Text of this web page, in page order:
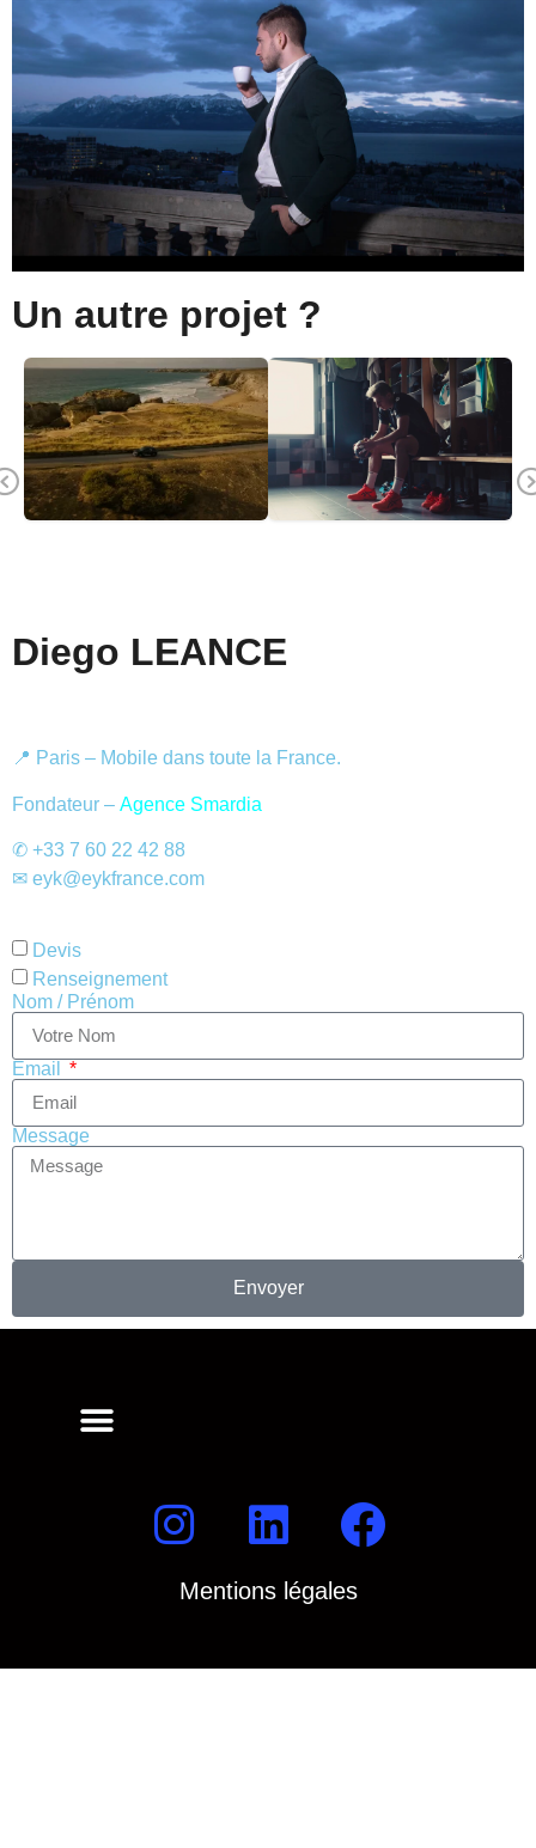
Un autre projet ?
Previous
Diego LEANCE
📍 Paris – Mobile dans toute la France.
Fondateur – Agence Smardia
✆ +33 7 60 22 42 88
✉ eyk@eykfrance.com
Devis
Renseignement
Nom / Prénom
Email
Message
Envoyer
Mentions légales